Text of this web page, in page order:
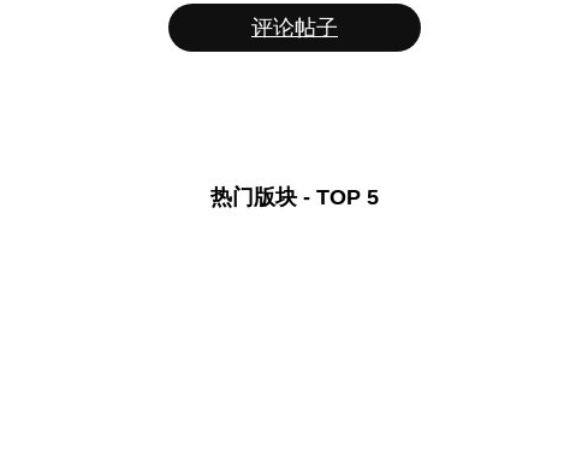
评论帖子
热门版块 - TOP 5